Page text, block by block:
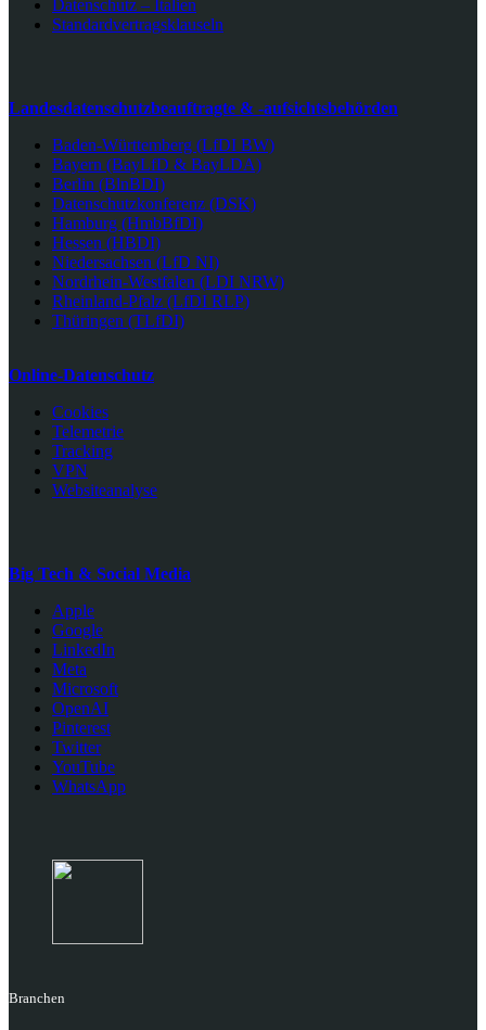
Datenschutz – Italien
Standardvertragsklauseln
Landesdatenschutzbeauftragte & -aufsichtsbehörden
Baden-Württemberg (LfDI BW)
Bayern (BayLfD & BayLDA)
Berlin (BlnBDI)
Datenschutzkonferenz (DSK)
Hamburg (HmbBfDI)
Hessen (HBDI)
Niedersachsen (LfD NI)
Nordrhein-Westfalen (LDI NRW)
Rheinland-Pfalz (LfDI RLP)
Thüringen (TLfDI)
Online-Datenschutz
Cookies
Telemetrie
Tracking
VPN
Websiteanalyse
Big Tech & Social Media
Apple
Google
LinkedIn
Meta
Microsoft
OpenAI
Pinterest
Twitter
YouTube
WhatsApp
Branchen